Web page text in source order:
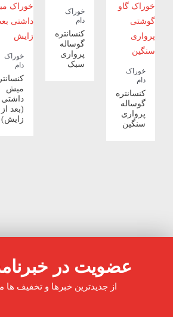
خوراک
دام
کنسانتره
گوساله
پرواری
سنگین
خوراک
دام
کنسانتره
گوساله
پرواری
سبک
خوراک
دام
میش
داشتی
(بعد از
زایش)
عضویت در خبرنامه
از جدیدترین خبرها و تخفیف ها